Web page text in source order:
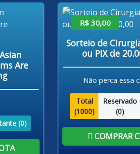
Are
(0)
R$ 30,00
Sorteio de
ou PIX de
Não perca essa
Total
(1000)
Reservado
(0)
COMPRAR